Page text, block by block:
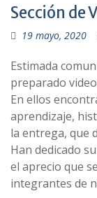
Sección de
19 mayo, 2020
Estimada
preparado
En ellos
aprendizaje,
la entrega, que
Han dedicado
el aprecio que
integrantes de